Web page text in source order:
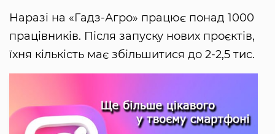
Наразі на «Гадз-Агро» працює понад 1000
працівників. Після запуску нових проєктів,
їхня кількість має збільшитися до 2-2,5 тис.